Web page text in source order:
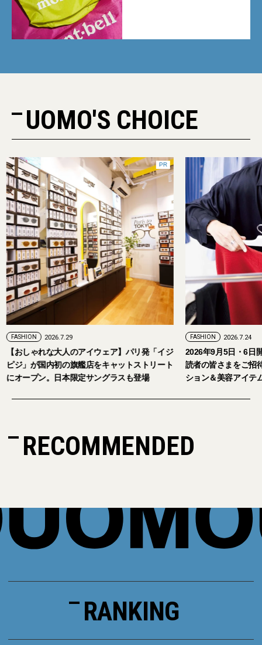
UOMO'S CHOICE
ア】パリ発「イジ
ャットストリート
ラスも登場
2026年9月5日・6日開催。「試着フェス®︎」に
読者の皆さまをご招待。【2026年秋冬ファッ
ション＆美容アイテム試し放題】
RECOMMENDED
RANKING